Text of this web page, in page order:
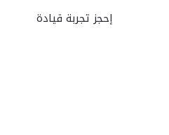
إحجز تجربة قيادة